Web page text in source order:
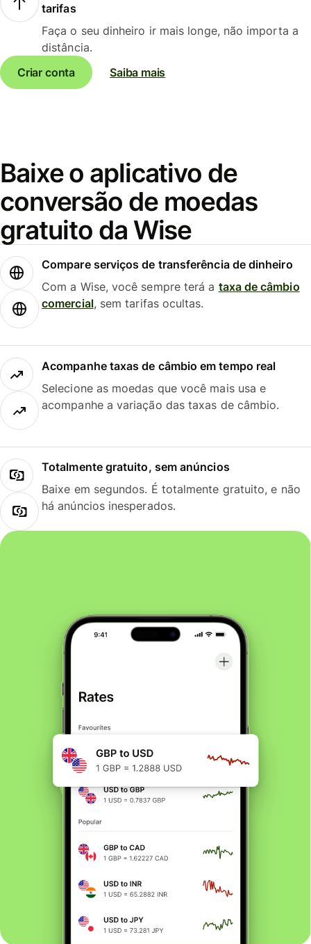
tarifas
Faça o seu dinheiro ir mais longe, não importa a
distância.
Criar conta
Saiba mais
Baixe o aplicativo de
conversão de moedas
gratuito da Wise
Compare serviços de transferência de dinheiro
Com a Wise, você sempre terá a taxa de câmbio
comercial, sem tarifas ocultas.
Acompanhe taxas de câmbio em tempo real
Selecione as moedas que você mais usa e
acompanhe a variação das taxas de câmbio.
Totalmente gratuito, sem anúncios
Baixe em segundos. É totalmente gratuito, e não
há anúncios inesperados.